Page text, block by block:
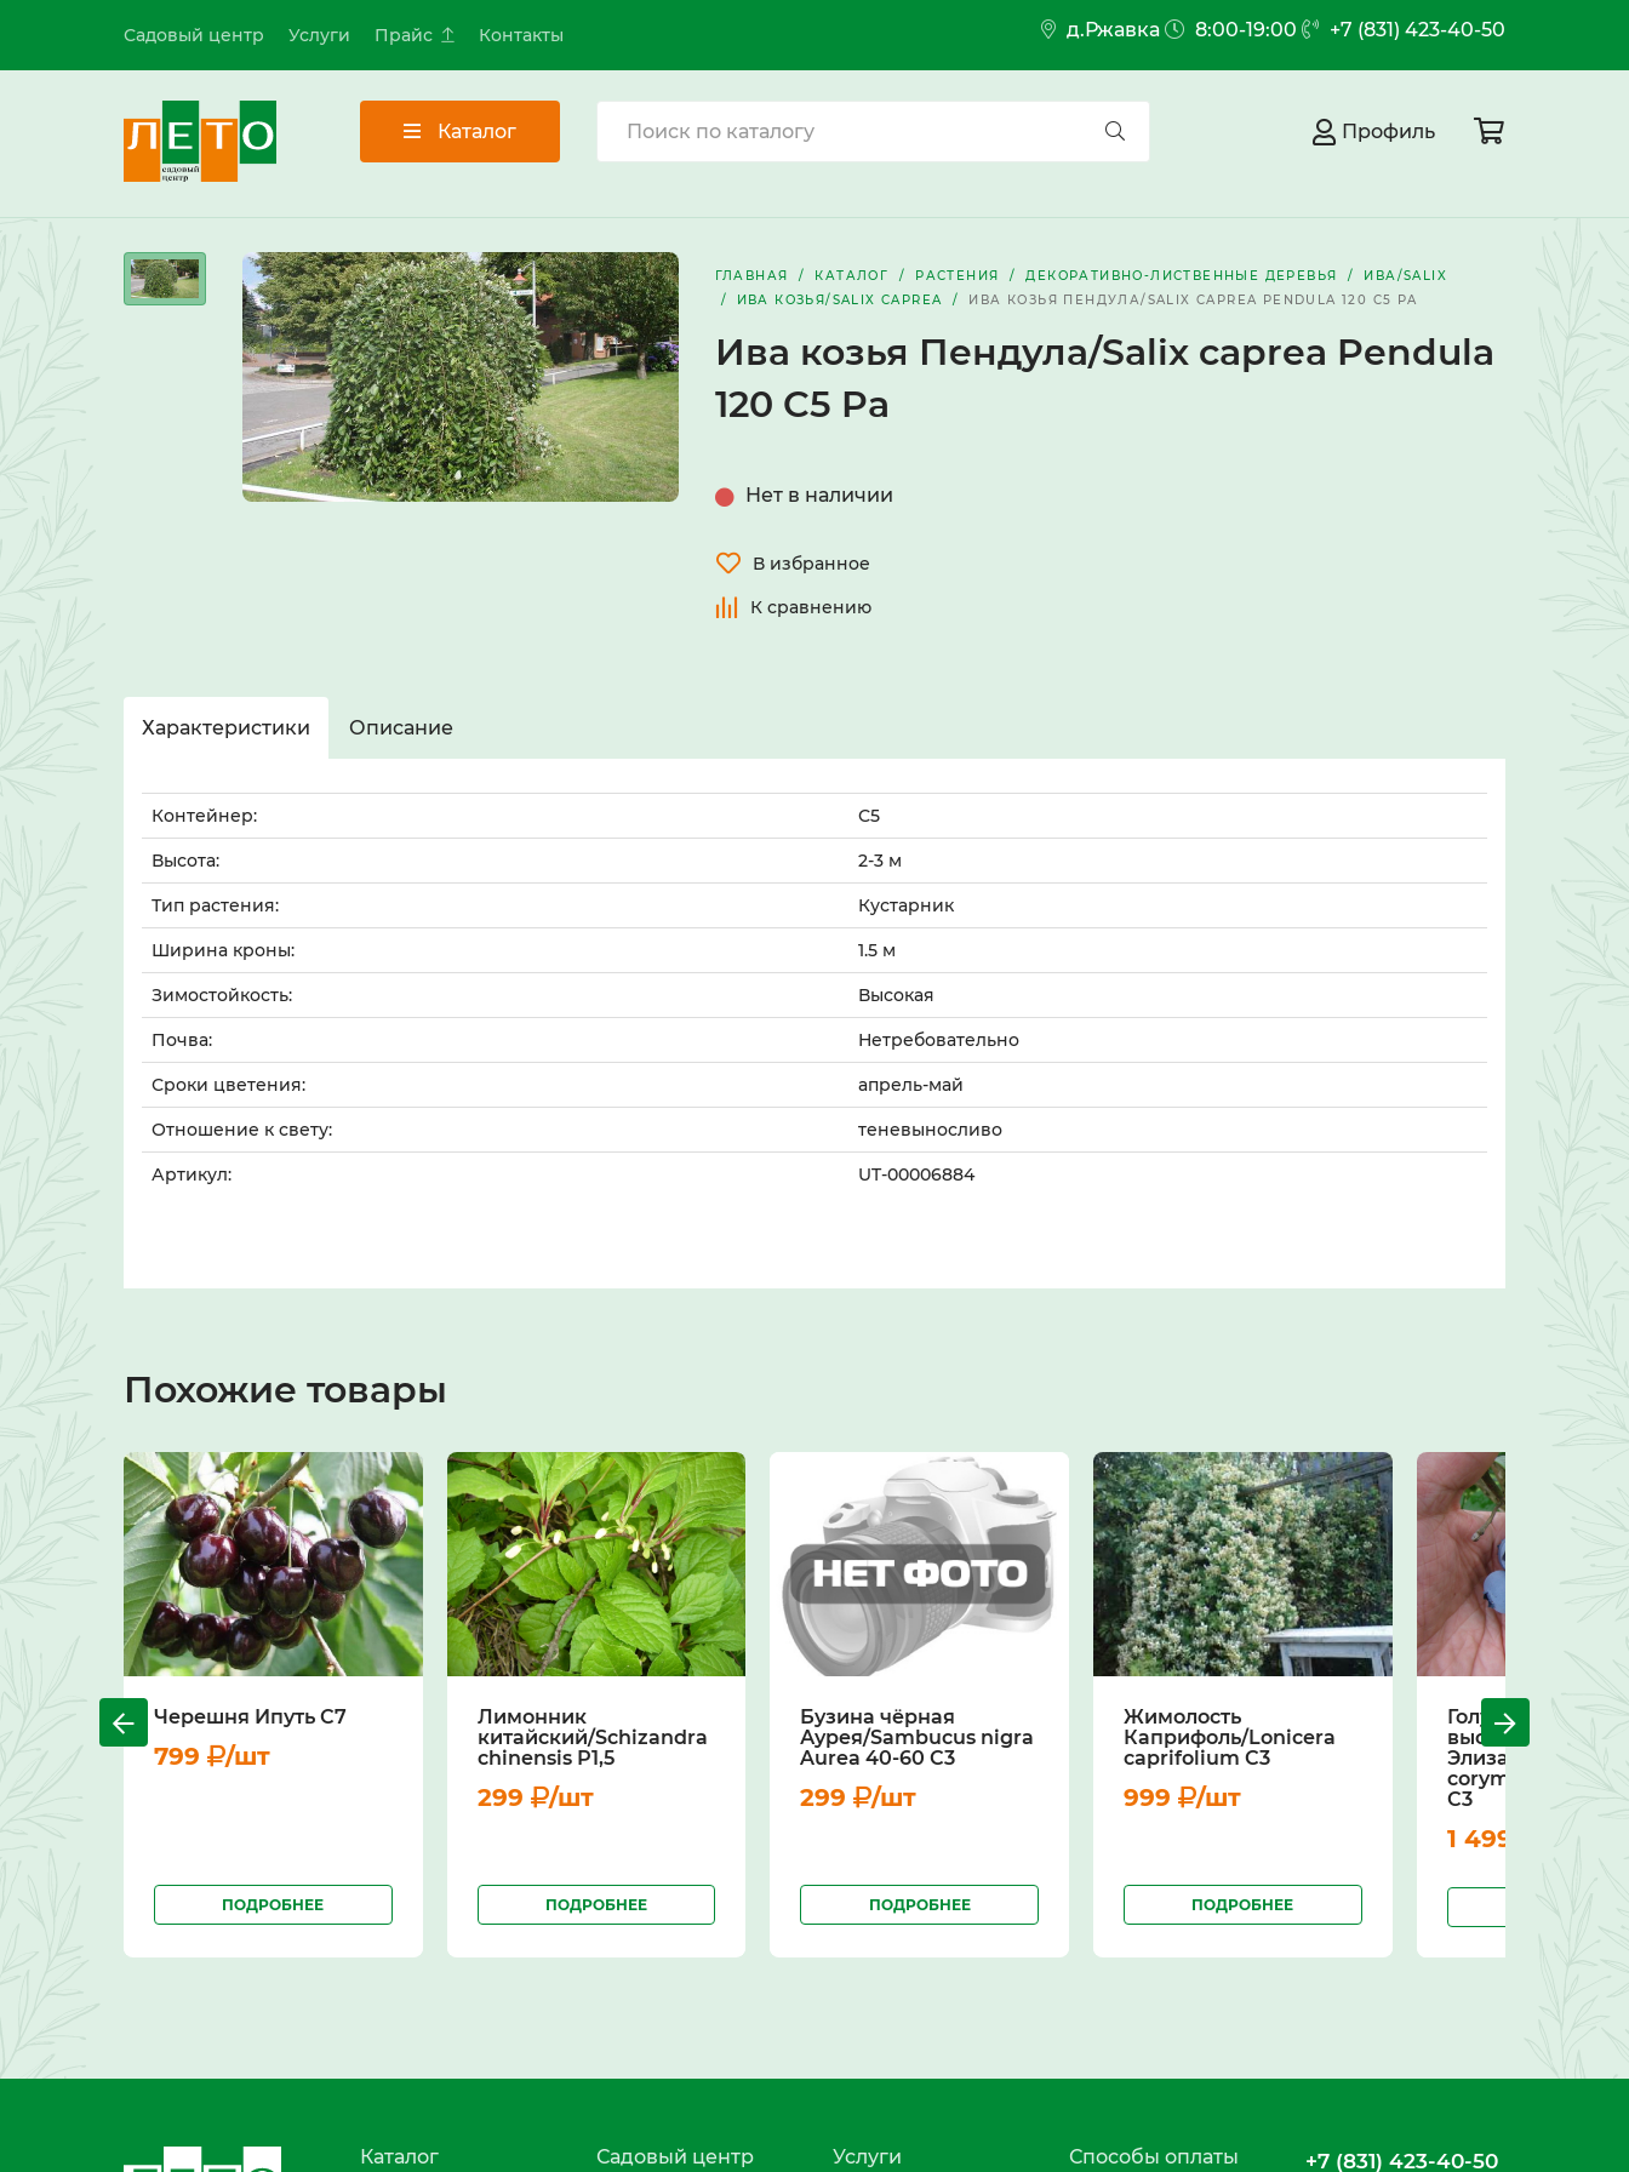
Садовый центр Услуги Прайс Контакты д.Ржавка 8:00-19:00 +7 (831) 423-40-50
Каталог Профиль
ГЛАВНАЯ КАТАЛОГ РАСТЕНИЯ ДЕКОРАТИВНО-ЛИСТВЕННЫЕ ДЕРЕВЬЯ
ИВА/SALIX
ИВА КОЗЬЯ/SALIX CAPREA
ИВА КОЗЬЯ ПЕНДУЛА/SALIX CAPREA PENDULA 120 C5 PA
Ива козья Пендула/Salix caprea Pendula
120 C5 Pa
Нет в наличии
В избранное
К сравнению
Характеристики Описание
Контейнер: С5
Высота: 2-3 м
Тип растения: Кустарник
Ширина кроны: 1.5 м
Зимостойкость: Высокая
Почва: Нетребовательно
Сроки цветения: апрель-май
Отношение к свету: теневыносливо
Артикул: UT-00006884
Похожие товары
Черешня Ипуть С7
799 /шт
ПОДРОБНЕЕ
Лимонник
китайский/Schizandra
chinensis Р1,5
299 /шт
ПОДРОБНЕЕ
Бузина чёрная
Аурея/Sambucus nigra
Aurea 40-60 С3
299 /шт
ПОДРОБНЕЕ
Жимолость
Каприфоль/Lonicera
caprifolium С3
999 /шт
ПОДРОБНЕЕ
Голубика
высокорослая
Элизабет/
corymbosum
С3
1 499
Каталог Садовый центр Услуги Способы оплаты +7 (831) 423-40-50